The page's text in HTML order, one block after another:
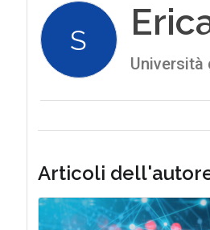
S
Università
Articoli